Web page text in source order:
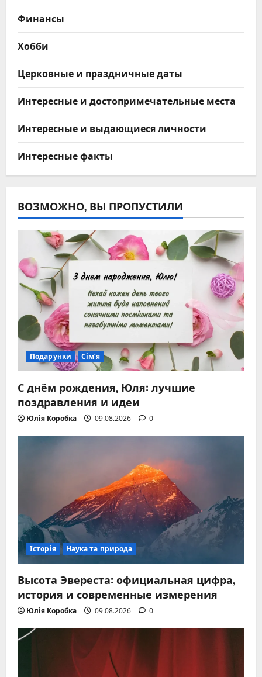
Финансы
Хобби
Церковные и праздничные даты
Интересные и достопримечательные места
Интересные и выдающиеся личности
Интересные факты
ВОЗМОЖНО, ВЫ ПРОПУСТИЛИ
Подарунки Сім’я
С днём рождения, Юля: лучшие
поздравления и идеи
Юлія Коробка 09.08.2026 0
Історія Наука та природа
Высота Эвереста: официальная цифра,
история и современные измерения
Юлія Коробка 09.08.2026 0